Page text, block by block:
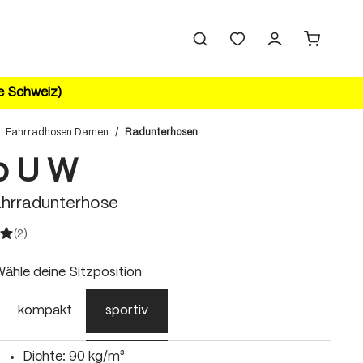
Schweiz)
Fahrradhosen Damen / Radunterhosen
U W
(2)
deine Sitzposition
kompakt sportiv
Dichte: 90 kg/m³